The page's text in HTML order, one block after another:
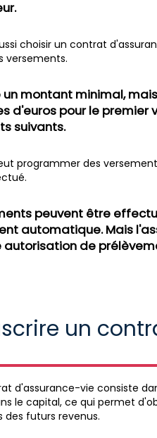
choisir un contrat
versements.
un montant minimal,
d'euros pour le premier
suivants.
programmer des
peuvent être
automatique. Mais
autorisation de
un
d'assurance-vie consiste
le capital, ce qui permet
futurs revenus.